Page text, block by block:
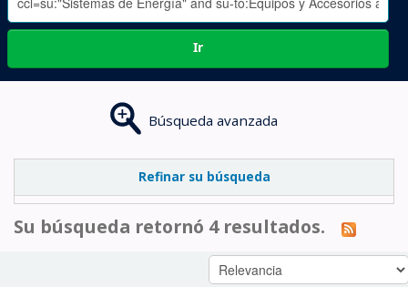
Ir
Búsqueda avanzada
Refinar su búsqueda
Su búsqueda retornó 4 resultados.